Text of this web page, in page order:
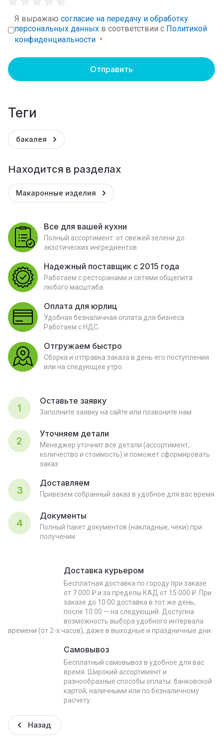
Я выражаю согласие на передачу и обработку
персональных данных в соответствии с Политикой
конфиденциальности
Отправить
теги
бакалея
Находится в разделах
Макаронные изделия
Все для вашей кухни
Полный ассортимент: от свежей зелени до
экзотических ингредиентов.
Надежный поставщик с 2015 года
Работаем с ресторанами и сетями общепита
любого масштаба.
Оплата для юрлиц
Удобная безналичная оплата для бизнеса.
Работаем с НДС.
Отгружаем быстро
Сборка и отправка заказа в день его поступления
или на следующее утро.
1
Оставьте заявку
Заполните заявку на сайте или позвоните нам
2
Уточняем детали
Менеджер уточнит все детали (ассортимент,
количество и стоимость) и поможет сформировать
заказ
3
Доставляем
Привезем собранный заказ в удобное для вас время
4
Документы
Полный пакет документов (накладные, чеки) при
получении
Доставка курьером
Бесплатная доставка по городу при заказе
от 7 000 ₽ и за пределы КАД от 15 000 ₽. При
заказе до 10:00 доставка в тот же день,
после 10:00 — на следующий. Доступна
возможность выбора удобного интервала
времени (от 2-х часов), даже в выходные и праздничные дни.
Самовывоз
Бесплатный самовывоз в удобное для вас
время. Широкий ассортимент и
разнообразные способы оплаты: банковской
картой, наличными или по безналичному
расчету.
Назад